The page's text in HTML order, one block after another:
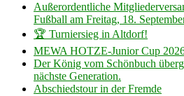
Außerordentliche
Fußball am Freitag, 18.
🏆 Turniersieg in Altdorf!
MEWA HOTZE-Junior Cup
Der König vom Schönbuch
nächste Generation.
Abschiedstour in der Fremde